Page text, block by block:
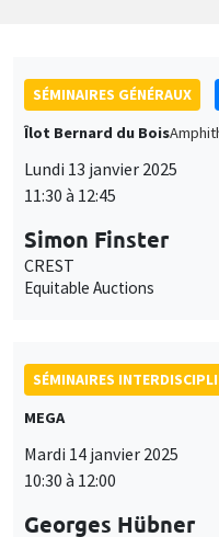
SÉMINAIRES GÉNÉRAUX
Îlot Bernard du Bois
Lundi 13 janvier 2025
11:30 à 12:45
Simon Finster
CREST
Equitable Auctions
SÉMINAIRES
MEGA
Mardi 14 janvier 2025
10:30 à 12:00
Georges Hübner